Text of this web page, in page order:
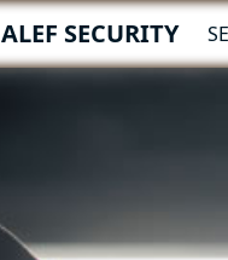
ALEF SECURITY